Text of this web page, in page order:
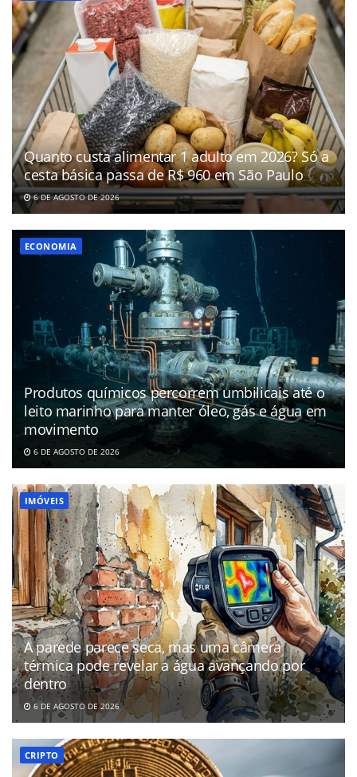
Quanto custa alimentar 1 adulto em 2026? Só a
cesta básica passa de R$ 960 em São Paulo
6 DE AGOSTO DE 2026
ECONOMIA
Produtos químicos percorrem umbilicais até o
leito marinho para manter óleo, gás e água em
movimento
6 DE AGOSTO DE 2026
IMÓVEIS
A parede parece seca, mas uma câmera
térmica pode revelar a água avançando por
dentro
6 DE AGOSTO DE 2026
CRIPTO